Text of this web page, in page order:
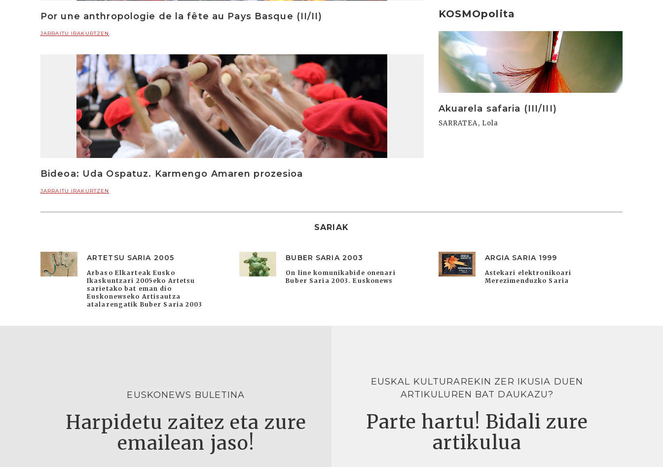
Por une anthropologie de la fête au Pays Basque (II/II)
JARRAITU IRAKURTZEN
Bideoa: Uda Ospatuz. Karmengo Amaren prozesioa
JARRAITU IRAKURTZEN
KOSMOpolita
Akuarela safaria (III/III)
SARRATEA, Lola
Irakurri
SARIAK
ARTETSU SARIA 2005
Arbaso Elkarteak Eusko
Ikaskuntzari 2005eko Artetsu
sarietako bat eman dio
Euskonewseko Artisautza
atalarengatik Buber Saria 2003
BUBER SARIA 2003
On line komunikabide onenari
Buber Saria 2003. Euskonews
ARGIA SARIA 1999
Astekari elektronikoari
Merezimenduzko Saria
EUSKONEWS BULETINA
Harpidetu zaitez eta zure
emailean jaso!
EUSKAL KULTURAREKIN ZER IKUSIA DUEN
ARTIKULUREN BAT DAUKAZU?
Parte hartu! Bidali zure
artikulua